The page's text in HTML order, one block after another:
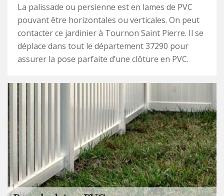
La palissade ou persienne est en lames de PVC
pouvant être horizontales ou verticales. On peut
contacter ce jardinier à Tournon Saint Pierre. Il se
déplace dans tout le département 37290 pour
assurer la pose parfaite d’une clôture en PVC.